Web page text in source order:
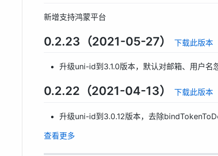
新增支持鸿蒙平台
0.2.23（2021-05-27） 下载此版本
升级uni-id到3.1.0版本，默认对邮箱、用户名
0.2.22（2021-04-13） 下载此版本
升级uni-id到3.0.12版本，去除
查看更多